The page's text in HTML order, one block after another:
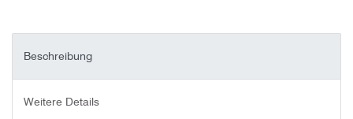
Beschreibung
Weitere Details